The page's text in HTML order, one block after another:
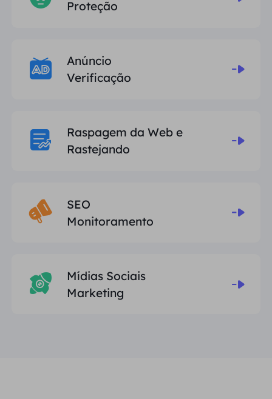
Proteção
Anúncio
Verificação
Raspagem da Web e
Rastejando
SEO
Monitoramento
Mídias Sociais
Marketing